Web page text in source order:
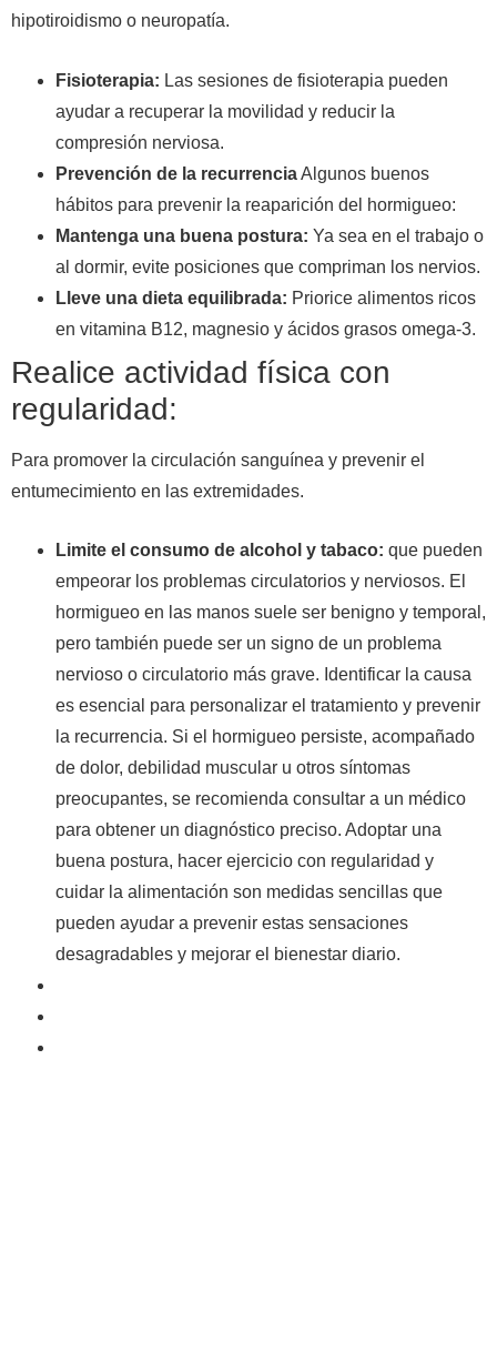
hipotiroidismo o neuropatía.
Fisioterapia: Las sesiones de fisioterapia pueden
ayudar a recuperar la movilidad y reducir la
compresión nerviosa.
Prevención de la recurrenciaAlgunos buenos
hábitos para prevenir la reaparición del hormigueo:
Mantenga una buena postura: Ya sea en el trabajo o
al dormir, evite posiciones que compriman los nervios.
Lleve una dieta equilibrada: Priorice alimentos ricos
en vitamina B12, magnesio y ácidos grasos omega-3.
Realice actividad física con
regularidad:
Para promover la circulación sanguínea y prevenir el
entumecimiento en las extremidades.
Limite el consumo de alcohol y tabaco: que pueden
empeorar los problemas circulatorios y nerviosos. El
hormigueo en las manos suele ser benigno y temporal,
pero también puede ser un signo de un problema
nervioso o circulatorio más grave. Identificar la causa
es esencial para personalizar el tratamiento y prevenir
la recurrencia. Si el hormigueo persiste, acompañado
de dolor, debilidad muscular u otros síntomas
preocupantes, se recomienda consultar a un médico
para obtener un diagnóstico preciso. Adoptar una
buena postura, hacer ejercicio con regularidad y
cuidar la alimentación son medidas sencillas que
pueden ayudar a prevenir estas sensaciones
desagradables y mejorar el bienestar diario.